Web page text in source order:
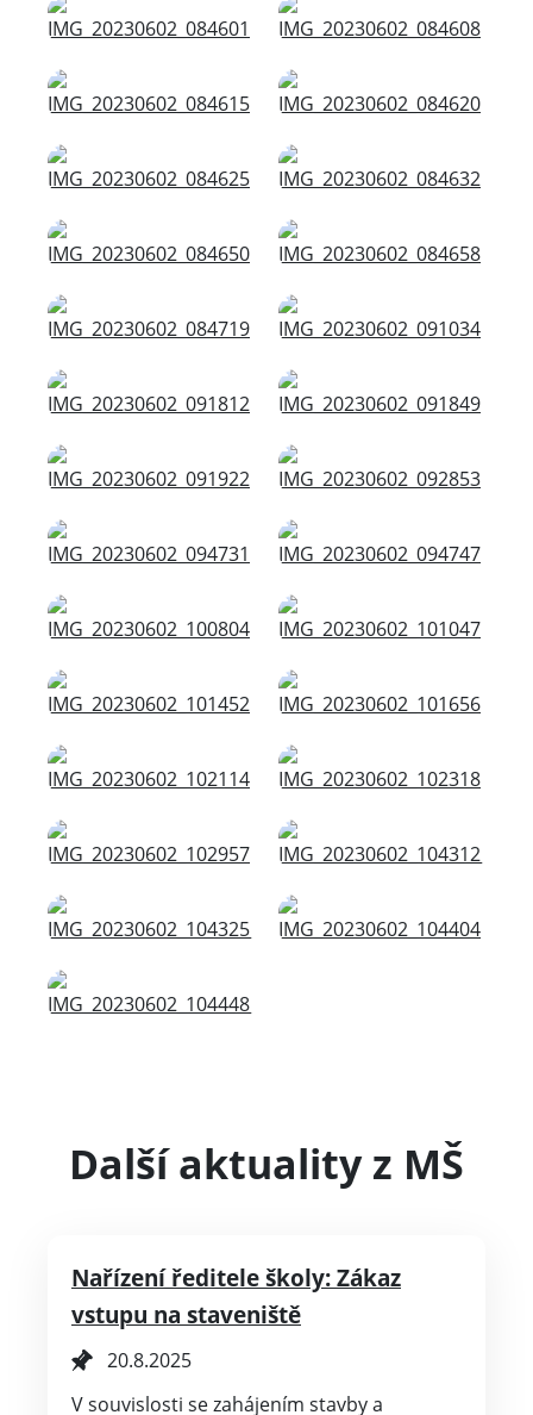
Další aktuality z MŠ
Nařízení ředitele školy: Zákaz
vstupu na staveniště
20.8.2025
V souvislosti se zahájením stavby a